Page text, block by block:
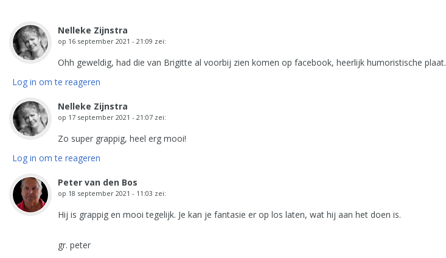
Nelleke Zijnstra
op 16 september 2021 - 21:09 zei:
Ohh geweldig, had die van Brigitte al voorbij zien komen op facebook, heerlijk humoristische plaat.
Log in om te reageren
Nelleke Zijnstra
op 17 september 2021 - 21:07 zei:
Zo super grappig, heel erg mooi!
Log in om te reageren
Peter van den Bos
op 18 september 2021 - 11:03 zei:
Hij is grappig en mooi tegelijk. Je kan je fantasie er op los laten, wat hij aan het doen is.
gr. peter